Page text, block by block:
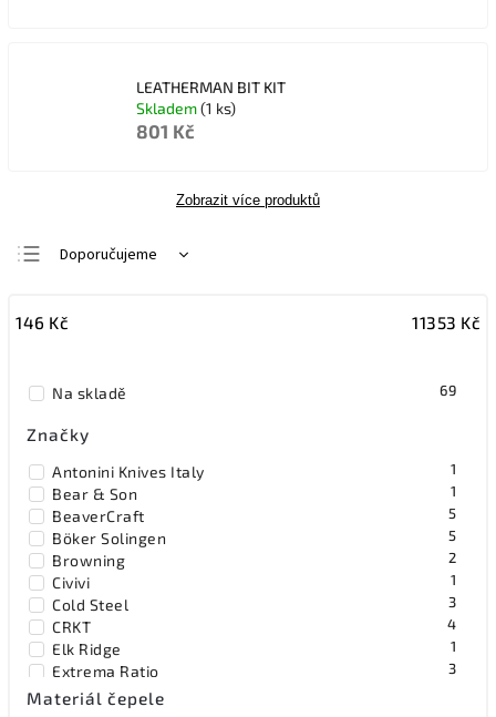
LEATHERMAN BIT KIT
Skladem(1 ks)
801 Kč
Zobrazit více produktů
Doporučujeme
Nejdražší
Abecedně
146 Kč 11353 Kč
Na skladě 69
Značky
Antonini Knives Italy 1
Bear & Son 1
BeaverCraft 5
Böker Solingen 5
Browning 2
Civivi 1
Cold Steel 3
CRKT 4
Elk Ridge 1
Extrema Ratio 3
F.Dick Germany
Materiál čepele